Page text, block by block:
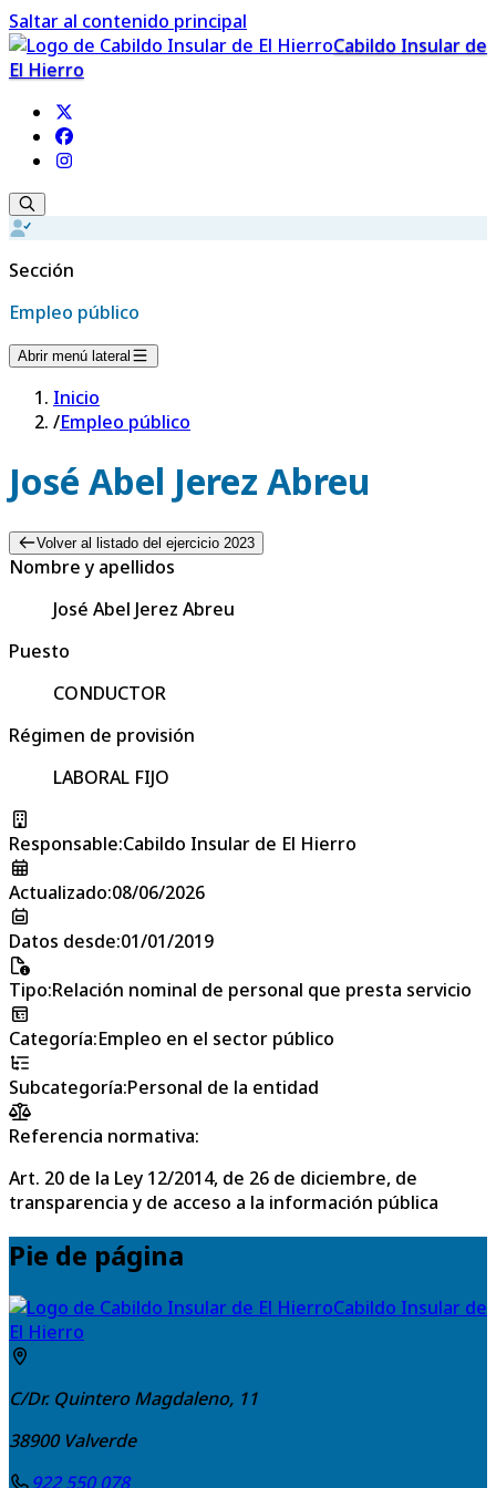
Saltar al contenido principal
Cabildo Insular de
El Hierro
Sección
Empleo público
Abrir menú lateral
Inicio
/Empleo público
José Abel Jerez Abreu
Volver al listado del ejercicio 2023
Nombre y apellidos
José Abel Jerez Abreu
Puesto
CONDUCTOR
Régimen de provisión
LABORAL FIJO
Responsable:Cabildo Insular de El Hierro
Actualizado:08/06/2026
Datos desde:01/01/2019
Tipo:Relación nominal de personal que presta servicio
Categoría:Empleo en el sector público
Subcategoría:Personal de la entidad
Referencia normativa:
Art. 20 de la Ley 12/2014, de 26 de diciembre, de
transparencia y de acceso a la información pública
Pie de página
Cabildo Insular de
El Hierro
C/Dr. Quintero Magdaleno, 11
38900 Valverde
922 550 078